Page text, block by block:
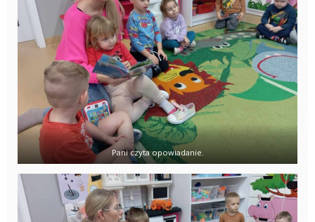
Pani czyta opowiadanie.